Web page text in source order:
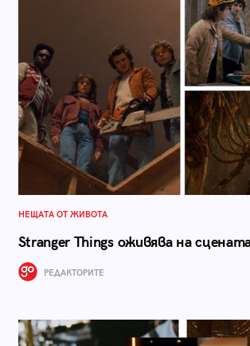
НЕЩАТА ОТ ЖИВОТА
Stranger Things оживява на
РЕДАКТОРИТЕ